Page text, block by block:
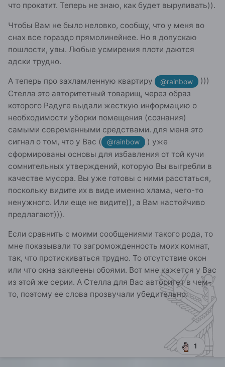
что прокатит. Теперь не знаю, как будет выруливать)).
Чтобы Вам не было неловко, сообщу, что у меня во
снах все гораздо прямолинейнее. Но я допускаю
пошлости, увы. Любые усмирения плоти даются
адски трудно.
А теперь про захламленную квартиру @rainbow
)))
Стелла это авторитетный товарищ, через образ
которого Радуге выдали жесткую информацию о
необходимости уборки помещения (сознания)
самыми современными средствами. для меня это
сигнал о том, что у Вас (
@rainbow
) уже
сформированы основы для избавления от той кучи
сомнительных утверждений, которую Вы выгребли в
качестве мусора. Вы уже готовы с ними расстаться,
поскольку видите их в виде именно хлама, чего-то
ненужного. Или еще не видите)), а Вам настойчиво
предлагают))).
Если сравнить с моими сообщениями такого рода, то
мне показывали то загроможденность моих комнат,
так, что протискиваться трудно. То отсутствие окон
или что окна заклеены обоями. Вот мне кажется у Вас
из этой же серии. А Стелла для Вас авторитет в чем-
то, поэтому ее слова прозвучали убедительно.
1